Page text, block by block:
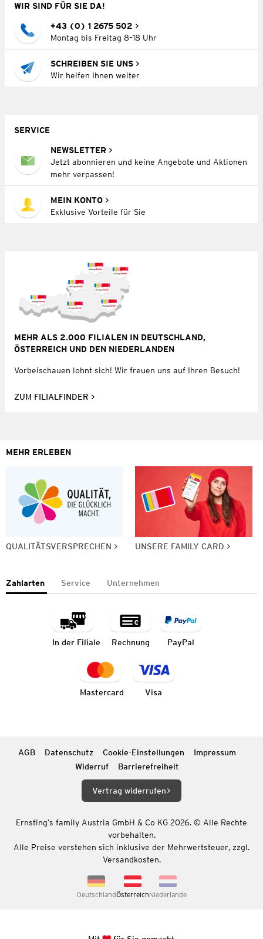
WIR SIND FÜR SIE DA!
+43 (0) 1 2675 502
Montag bis Freitag 8–18 Uhr
SCHREIBEN SIE UNS
Wir helfen Ihnen weiter
SERVICE
NEWSLETTER
Jetzt abonnieren und keine Angebote und Aktionen
mehr verpassen!
MEIN KONTO
Exklusive Vorteile für Sie
MEHR ALS 2.000 FILIALEN IN DEUTSCHLAND,
ÖSTERREICH UND DEN NIEDERLANDEN
Vorbeischauen lohnt sich! Wir freuen uns auf Ihren Besuch!
ZUM FILIALFINDER
MEHR ERLEBEN
QUALITÄTSVERSPRECHEN UNSERE FAMILY CARD
Zahlarten Service Unternehmen
In der Filiale Rechnung PayPal
Mastercard Visa
AGB Datenschutz Cookie-Einstellungen
Impressum
Widerruf
Barrierefreiheit
Vertrag widerrufen
Ernsting’s family Austria GmbH & Co KG 2026. © Alle Rechte
vorbehalten.
Alle Preise verstehen sich inklusive der Mehrwertsteuer, zzgl.
Versandkosten.
DeutschlandÖsterreichNiederlande